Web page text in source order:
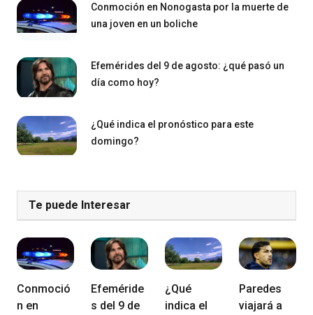
Conmoción en Nonogasta por la muerte de
una joven en un boliche
Efemérides del 9 de agosto: ¿qué pasó un
día como hoy?
¿Qué indica el pronóstico para este
domingo?
Te puede Interesar
Conmoció
n en
Efeméride
s del 9 de
¿Qué
indica el
Paredes
viajará a